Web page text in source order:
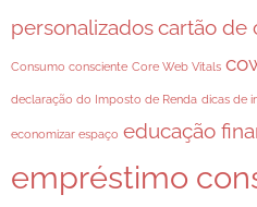
personalizadoscartão de
Consumo consciente Core Web Vitals
declaração do Imposto de Renda dicas de
economizar espaço educação
empréstimo